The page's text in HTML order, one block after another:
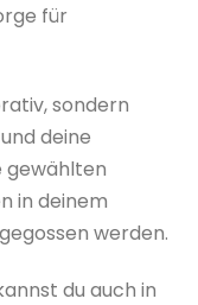
für
sondern
deine
gewählten
in deinem
werden.
du auch in